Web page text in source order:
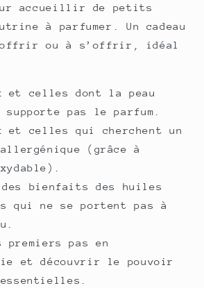
accueillir de petits
à parfumer. Un cadeau
ou à s’offrir, idéal
et celles dont la peau
supporte pas le parfum.
et celles qui cherchent un
(grâce à
bienfaits des huiles
qui ne se portent pas à
premiers pas en
et découvrir le pouvoir